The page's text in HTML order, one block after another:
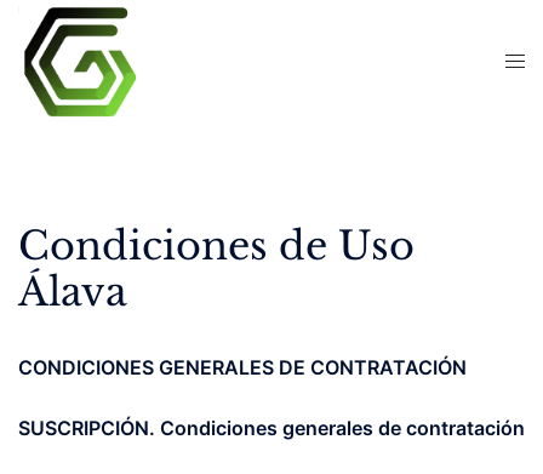
content
Condiciones de Uso
Álava
CONDICIONES GENERALES DE CONTRATACIÓN
SUSCRIPCIÓN. Condiciones generales de contratación